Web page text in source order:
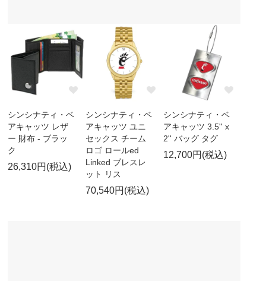
シンシナティ・ベ
アキャッツ レザ
ー 財布 - ブラッ
ク
26,310円(税込)
シンシナティ・ベ
アキャッツ ユニ
セックス チーム
ロゴ ロールed
Linked ブレスレ
ット リス
70,540円(税込)
シンシナティ・ベ
アキャッツ 3.5'' x
2'' バッグ タグ
12,700円(税込)